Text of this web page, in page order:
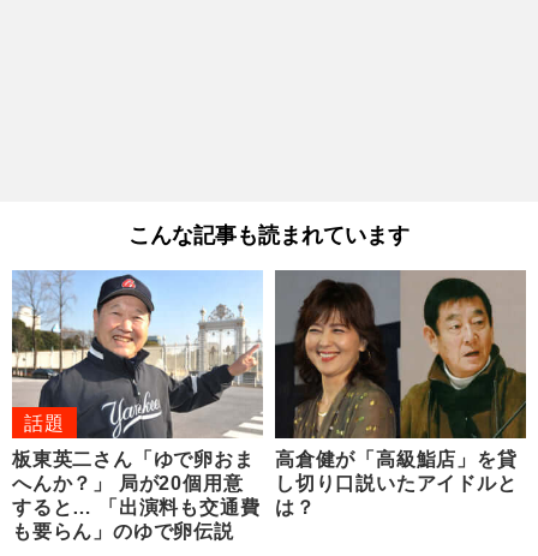
こんな記事も読まれています
話題
板東英二さん「ゆで卵おま
へんか？」 局が20個用意
すると… 「出演料も交通費
も要らん」のゆで卵伝説
高倉健が「高級鮨店」を貸
し切り口説いたアイドルと
は？